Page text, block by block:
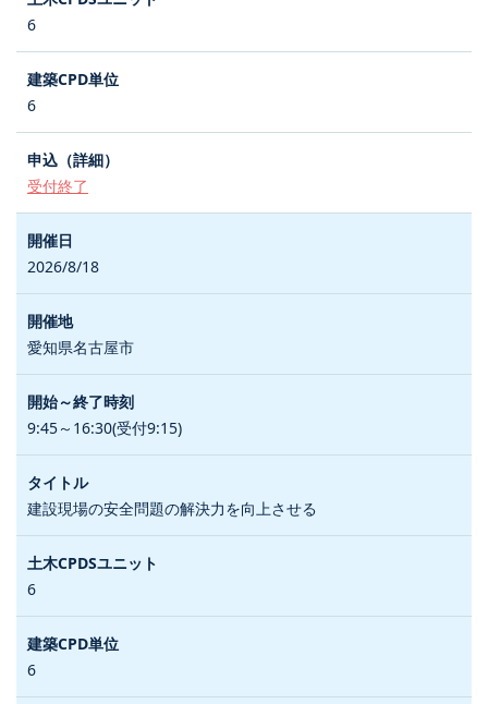
6
6
受付終了
2026/8/18
愛知県名古屋市
9:45～16:30(受付9:15)
建設現場の安全問題の解決力を向上させる
6
6